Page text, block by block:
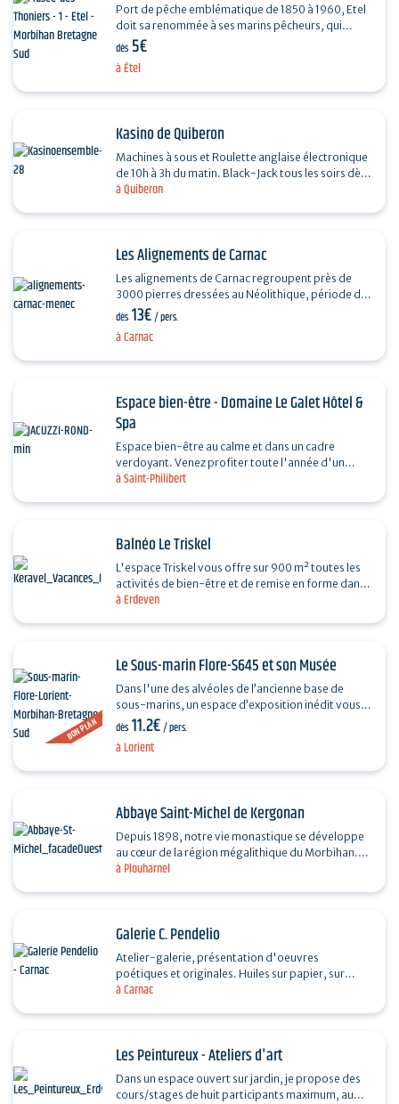
à Étel
Port de pêche emblématique de 1850 à 1960, Etel
doit sa renommée à ses marins pêcheurs, qui
bravaient l’océan pour traquer sardines, thons
dès 5€
à Quiberon
Kasino de Quiberon
Machines à sous et Roulette anglaise électronique
de 10h à 3h du matin. Black-Jack tous les soirs dès
20h30. Restaurant avec vue panoramique sur…
à Carnac
Les Alignements de Carnac
Les alignements de Carnac regroupent près de
3000 pierres dressées au Néolithique, période de
la Préhistoire comprise entre 5000 et 2000 avant
dès 13€/ pers.
à Saint-Philibert
Espace bien-être - Domaine Le Galet Hôtel &
Spa
Espace bien-être au calme et dans un cadre
verdoyant. Venez profiter toute l'année d'un
instant mémorable au spa de l'hôtel le Galet.
à Erdeven
Balnéo Le Triskel
L'espace Triskel vous offre sur 900 m² toutes les
activités de bien-être et de remise en forme dans
une atmosphère conviviale toute l'année.…
BON PLAN
à Lorient
Le Sous-marin Flore-S645 et son Musée
Dans l'une des alvéoles de l’ancienne base de
sous-marins, un espace d’exposition inédit vous
fait partager le quotidien des sous-mariniers, le…
dès 11.2€/ pers.
à Plouharnel
Abbaye Saint-Michel de Kergonan
Depuis 1898, notre vie monastique se développe
au cœur de la région mégalithique du Morbihan.
Prière, travail et lecture de la Parole de Dieu sont…
à Carnac
Galerie C. Pendelio
Atelier-galerie, présentation d'oeuvres
poétiques et originales. Huiles sur papier, sur
toiles, dessins, tirages en digigraphie et
Les Peintureux - Ateliers d'art
Dans un espace ouvert sur jardin, je propose des
cours/stages de huit participants maximum, au